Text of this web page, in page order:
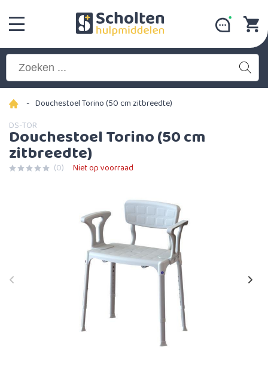
- Douchestoel Torino (50 cm zitbreedte)
DS-TOR
Douchestoel Torino (50 cm
zitbreedte)
(0) Niet op voorraad